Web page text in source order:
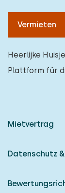
Vermieten
Heerlijke
Plattform für
Mietvertrag
Datenschutz